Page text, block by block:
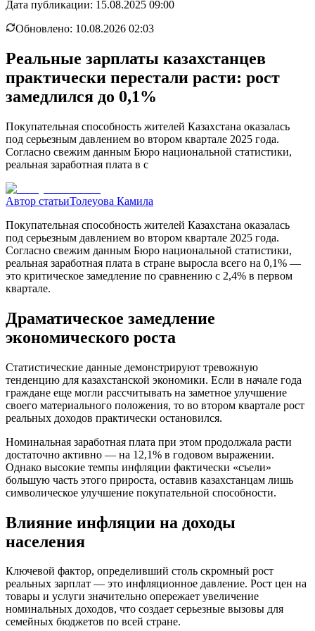
Дата публикации: 15.08.2025 09:00
Обновлено: 10.08.2026 02:03
Реальные зарплаты казахстанцев
практически перестали расти: рост
замедлился до 0,1%
Покупательная способность жителей Казахстана оказалась
под серьезным давлением во втором квартале 2025 года.
Согласно свежим данным Бюро национальной статистики,
реальная заработная плата в с
Автор статьиТолеуова Камила
Покупательная способность жителей Казахстана оказалась
под серьезным давлением во втором квартале 2025 года.
Согласно свежим данным Бюро национальной статистики,
реальная заработная плата в стране выросла всего на 0,1% —
это критическое замедление по сравнению с 2,4% в первом
квартале.
Драматическое замедление
экономического роста
Статистические данные демонстрируют тревожную
тенденцию для казахстанской экономики. Если в начале года
граждане еще могли рассчитывать на заметное улучшение
своего материального положения, то во втором квартале рост
реальных доходов практически остановился.
Номинальная заработная плата при этом продолжала расти
достаточно активно — на 12,1% в годовом выражении.
Однако высокие темпы инфляции фактически «съели»
большую часть этого прироста, оставив казахстанцам лишь
символическое улучшение покупательной способности.
Влияние инфляции на доходы
населения
Ключевой фактор, определивший столь скромный рост
реальных зарплат — это инфляционное давление. Рост цен на
товары и услуги значительно опережает увеличение
номинальных доходов, что создает серьезные вызовы для
семейных бюджетов по всей стране.